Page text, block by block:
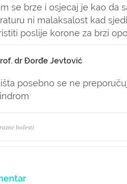
se brze i osjecaj je kao da
ni malaksalost kad
poslije korone za brzi
dr Đorđe Jevtović
posebno se ne
bolesti